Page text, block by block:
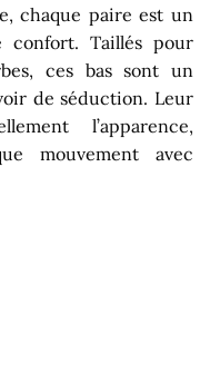
chaque paire est un
confort. Taillés pour
ces bas sont un
de séduction. Leur
l’apparence,
mouvement avec